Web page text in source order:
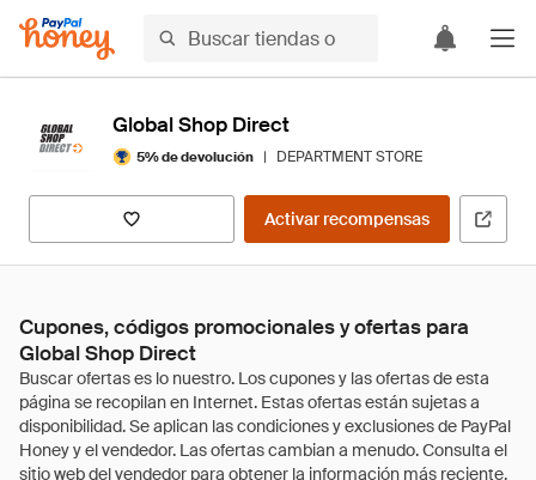
Global Shop Direct
5% de devolución | DEPARTMENT STORE
Activar recompensas
Cupones, códigos promocionales y ofertas para
Global Shop Direct